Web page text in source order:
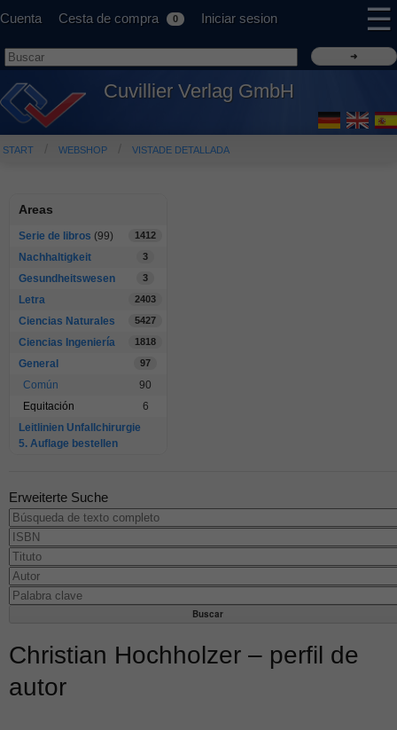
Cuenta Cesta de compra 0 Iniciar sesion ☰
Cuvillier Verlag GmbH
START WEBSHOP VISTADE DETALLADA
Areas
Serie de libros (99) 1412
Nachhaltigkeit 3
Gesundheitswesen 3
Letra 2403
Ciencias Naturales 5427
Ciencias Ingeniería 1818
General 97
Común
90
Equitación
6
Leitlinien Unfallchirurgie
5. Auflage bestellen
Erweiterte Suche
Christian Hochholzer – perfil de
autor